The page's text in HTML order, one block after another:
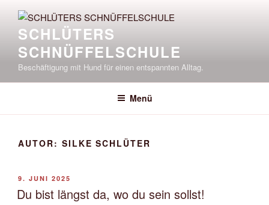
Inhalt
springenSCHLÜTERS
SCHNÜFFELSCHULE
Beschäftigung mit Hund für einen entspannten Alltag.
Menü
AUTOR: SILKE SCHLÜTER
VERÖFFENTLICHT
AM
9. JUNI 2025
Du bist längst da, wo du sein sollst!